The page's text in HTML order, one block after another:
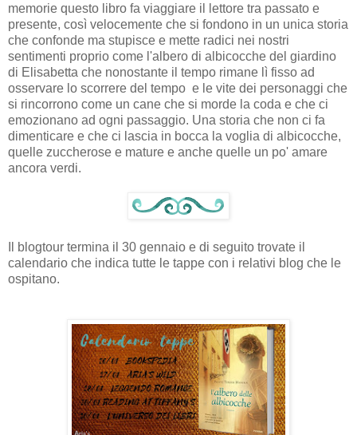
memorie questo libro fa viaggiare il lettore tra passato e
presente, così velocemente che si fondono in un unica storia
che confonde ma stupisce e mette radici nei nostri
sentimenti proprio come l'albero di albicocche del giardino
di Elisabetta che nonostante il tempo rimane lì fisso ad
osservare lo scorrere del tempo e le vite dei personaggi che
si rincorrono come un cane che si morde la coda e che ci
emozionano ad ogni passaggio. Una storia che non ci fa
dimenticare e che ci lascia in bocca la voglia di albicocche,
quelle zuccherose e mature e anche quelle un po' amare
ancora verdi.
Il blogtour termina il 30 gennaio e di seguito trovate il
calendario che indica tutte le tappe con i relativi blog che le
ospitano.